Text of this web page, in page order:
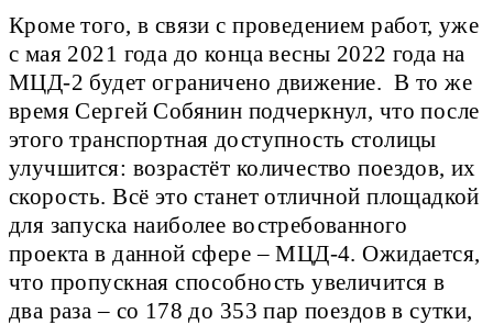
Кроме того, в связи с проведением работ, уже
с мая 2021 года до конца весны 2022 года на
МЦД-2 будет ограничено движение. В то же
время Сергей Собянин подчеркнул, что после
этого транспортная доступность столицы
улучшится: возрастёт количество поездов, их
скорость. Всё это станет отличной площадкой
для запуска наиболее востребованного
проекта в данной сфере – МЦД-4. Ожидается,
что пропускная способность увеличится в
два раза – со 178 до 353 пар поездов в сутки,